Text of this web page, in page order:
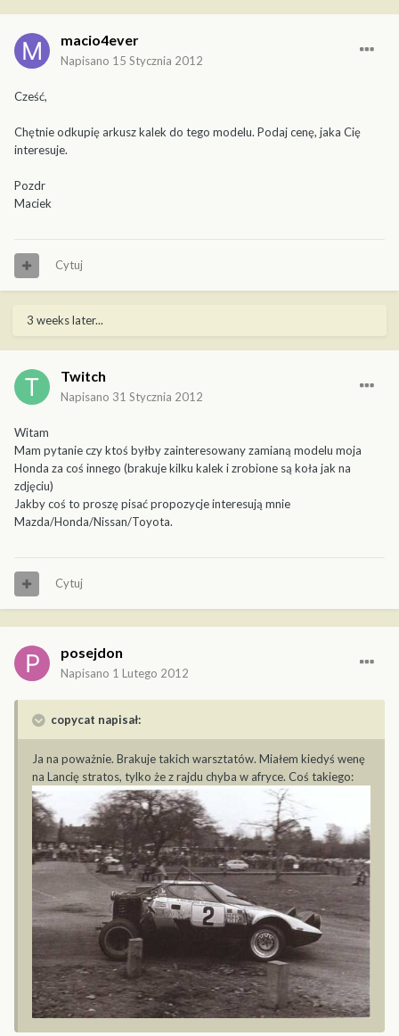
macio4ever
Napisano 15 Stycznia 2012
Cześć,
Chętnie odkupię arkusz kalek do tego modelu. Podaj cenę, jaka Cię
interesuje.
Pozdr
Maciek
Cytuj
3 weeks later...
Twitch
Napisano 31 Stycznia 2012
Witam
Mam pytanie czy ktoś byłby zainteresowany zamianą modelu moja
Honda za coś innego (brakuje kilku kalek i zrobione są koła jak na
zdjęciu)
Jakby coś to proszę pisać propozycje interesują mnie
Mazda/Honda/Nissan/Toyota.
Cytuj
posejdon
Napisano 1 Lutego 2012
copycat napisał:
Ja na poważnie. Brakuje takich warsztatów. Miałem kiedyś wenę
na Lancię stratos, tylko że z rajdu chyba w afryce. Coś takiego: